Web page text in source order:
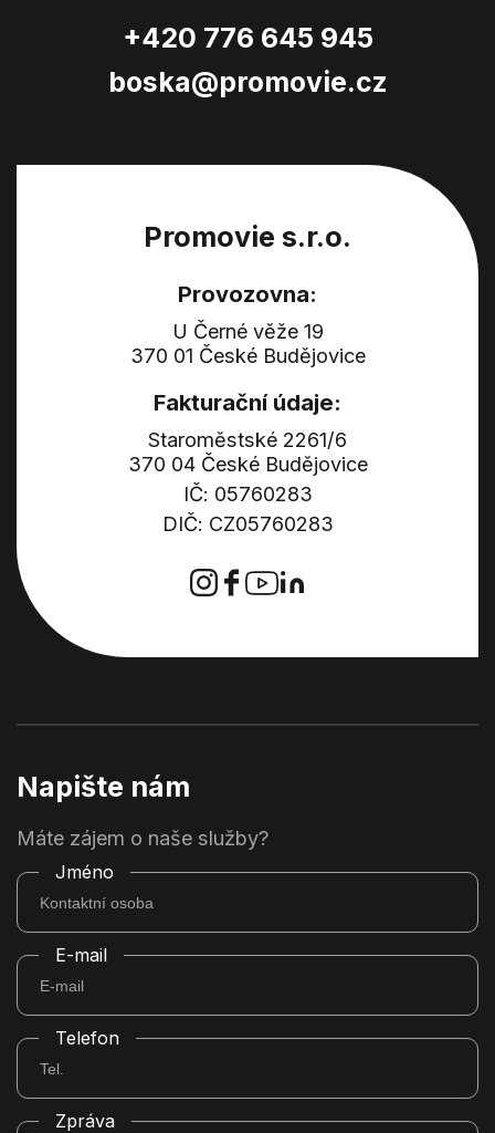
+420 776 645 945
boska@promovie.cz
Promovie s.r.o.
Provozovna:
U Černé věže 19
370 01 České Budějovice
Fakturační údaje:
Staroměstské 2261/6
370 04 České Budějovice
IČ: 05760283
DIČ: CZ05760283
Napište nám
Máte zájem o naše služby?
Jméno
E-mail
Telefon
Zpráva